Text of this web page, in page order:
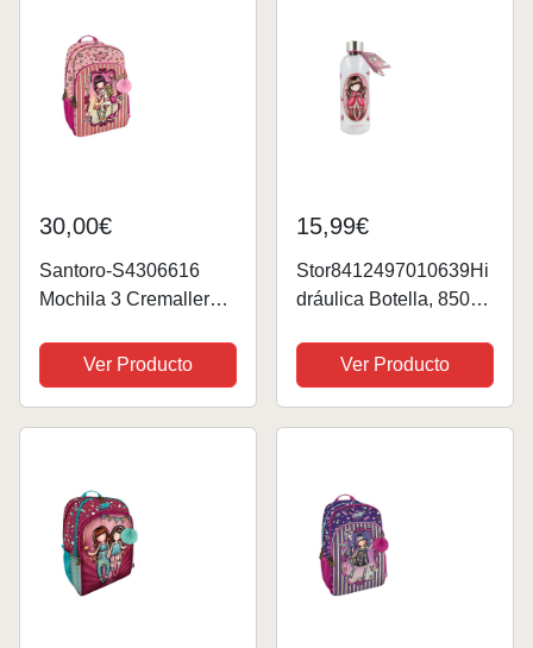
30,00€
Santoro-S4306616
Mochila 3 Cremalleras
Carousel
29X45X17Cm,
Multicolor, Talla única
Ver Producto
15,99€
Stor8412497010639Hi
dráulica Botella, 850
Aluminio, Gorjuss
Ver Producto